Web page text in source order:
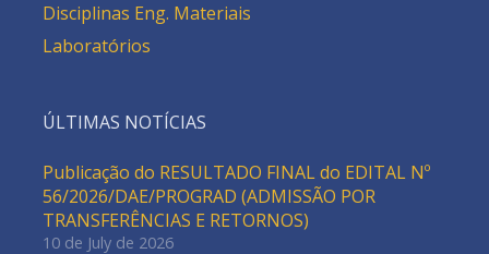
Disciplinas Eng. Materiais
Laboratórios
ÚLTIMAS NOTÍCIAS
Publicação do RESULTADO FINAL do EDITAL Nº
56/2026/DAE/PROGRAD (ADMISSÃO POR
TRANSFERÊNCIAS E RETORNOS)
10 de July de 2026